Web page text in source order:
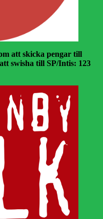
att skicka pengar till
swisha till SP/Intis: 123